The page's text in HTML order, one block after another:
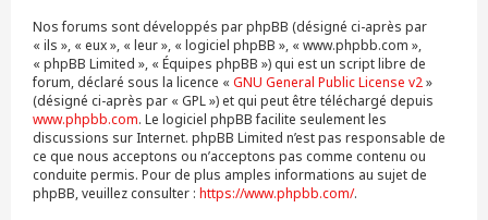
Nos forums sont développés par phpBB (désigné ci-après par
« ils », « eux », « leur », « logiciel phpBB », « www.phpbb.com »,
« phpBB Limited », « Équipes phpBB ») qui est un script libre de
forum, déclaré sous la licence « GNU General Public License v2»
(désigné ci-après par « GPL ») et qui peut être téléchargé depuis
www.phpbb.com. Le logiciel phpBB facilite seulement les
discussions sur Internet. phpBB Limited n’est pas responsable de
ce que nous acceptons ou n’acceptons pas comme contenu ou
conduite permis. Pour de plus amples informations au sujet de
phpBB, veuillez consulter : https://www.phpbb.com/.